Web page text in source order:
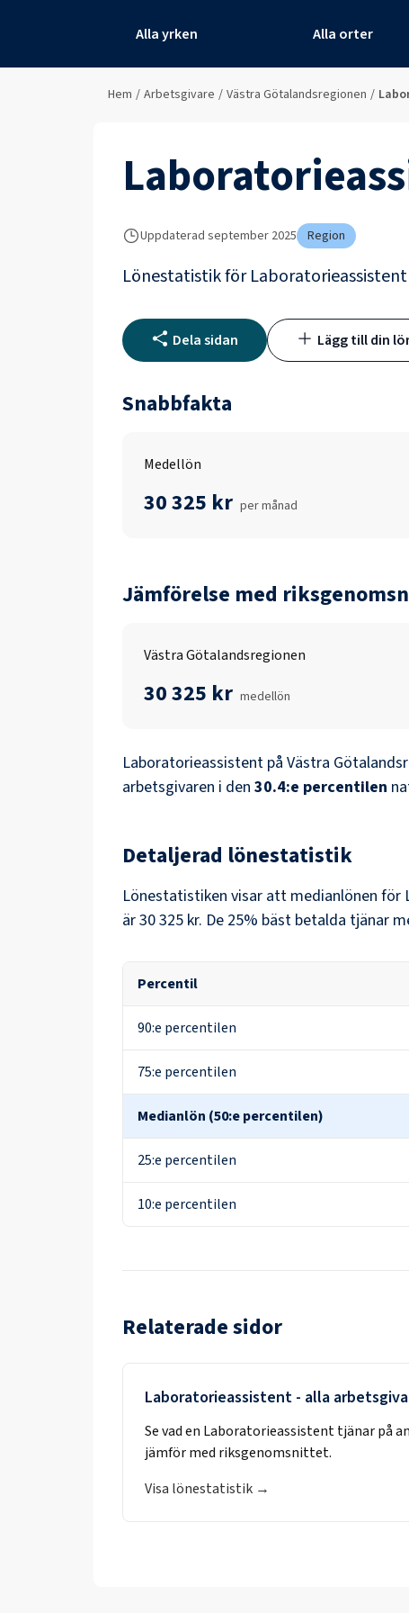
Alla yrken Alla orter
Hem / Arbetsgivare / Västra Götalandsregionen /
Uppdaterad september 2025 Region
Lönestatistik förLaboratorieassistent
Dela sidan Lägg till din
Snabbfakta
Medellön
30 325 kr per månad
Jämförelse med
Västra Götalandsregionen
30 325 kr medellön
Laboratorieassistent på Västra
arbetsgivaren i den 30.4:e percentilen
Detaljerad lönestatistik
Lönestatistiken visar att medianlönen för
är30 325 kr. De 25% bäst betalda tjänar
Percentil
90:e percentilen
75:e percentilen
Medianlön (50:e percentilen)
25:e percentilen
10:e percentilen
Relaterade sidor
Laboratorieassistent - alla
Se vad en Laboratorieassistenttjänar på
jämför med riksgenomsnittet.
Visa lönestatistik →